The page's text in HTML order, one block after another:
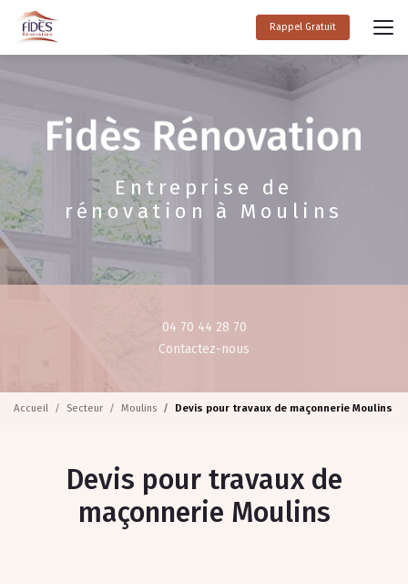
Aller
contenu
Rappel Gratuit
Entreprise de
rénovation à Moulins
04 70 44 28 70
Contactez-nous
Accueil Secteur Moulins Devis pour travaux de maçonnerie Moulins
Devis pour travaux de
maçonnerie Moulins